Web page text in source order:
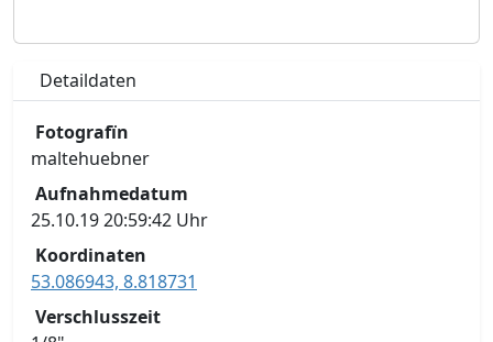
Detaildaten
Fotografïn
maltehuebner
Aufnahmedatum
25.10.19 20:59:42 Uhr
Koordinaten
53.086943, 8.818731
Verschlusszeit